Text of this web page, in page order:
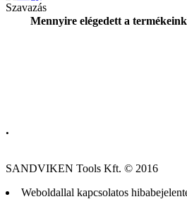
BAHCO
DUGÓKULCS
Szavazás
Mennyire elégedett a
.
SANDVIKEN Tools Kft. © 2016
Weboldallal kapcsolatos